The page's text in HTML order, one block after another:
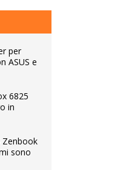
per
ASUS e
6825
in
Zenbook
sono